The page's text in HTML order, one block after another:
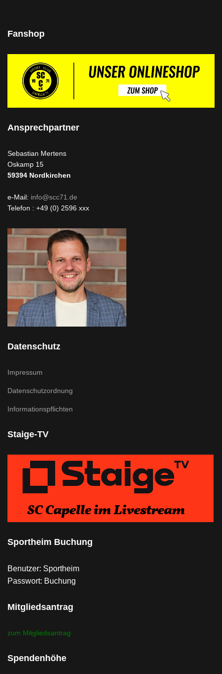
Fanshop
Ansprechpartner
Sebastian Mertens
Oskamp 15
59394 Nordkirchen
e-Mail: info@scc71.de
Telefon : +49 (0) 2596 xxx
Datenschutz
Impressum
Datenschutzordnung
Informationspflichten
Staige-TV
Sportheim Buchung
Benutzer: Sportheim
Passwort: Buchung
Mitgliedsantrag
zum Mitgliedsantrag
Spendenhöhe